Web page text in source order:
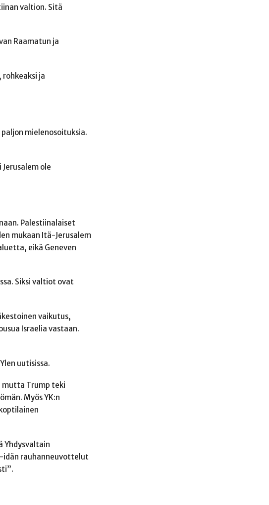
valtion. Sitä
Raamatun ja
ja
mielenosoituksia.
ole
Palestiinalaiset
mukaan Itä-Jerusalem
eikä Geneven
Siksi valtiot ovat
vaikutus,
Israelia vastaan.
uutisissa.
mutta Trump teki
Myös YK:n
Yhdysvaltain
idän rauhanneuvottelut